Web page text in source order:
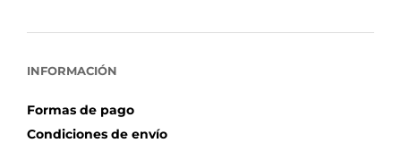
INFORMACIÓN
Formas de pago
Condiciones de envío